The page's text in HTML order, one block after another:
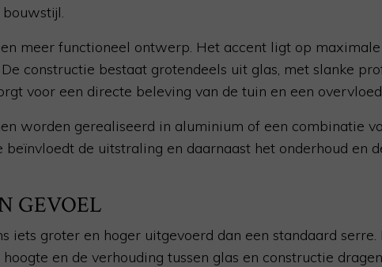
bouwstijl.
meer functioneel ontwerp. Het accent ligt op
constructie bestaat grotendeels uit glas, met slanke
voor een directe beleving van de tuin en een
worden gerealiseerd in aluminium of een combinatie
de uitstraling en daarnaast het onderhoud en
GEVOEL
iets groter en hoger uitgevoerd dan een standaard
en de verhouding tussen glas en constructie